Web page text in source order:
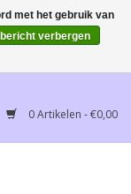
€ 65,00, België
0 Artikelen - €0,00
met het gebruik van
verbergen